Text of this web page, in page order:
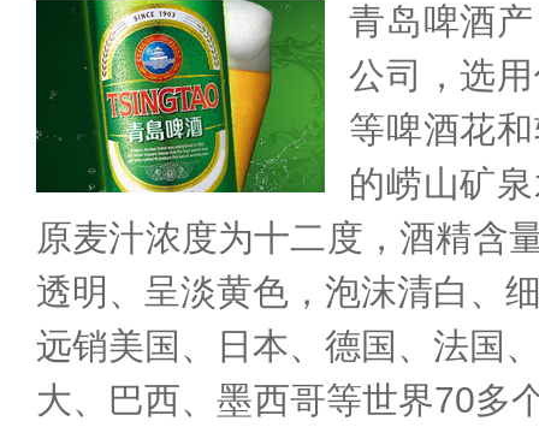
青岛啤酒
公司，选
等啤酒花
的崂山矿
原麦汁浓度为十二度，酒精含
透明、呈淡黄色，泡沫清白、
远销美国、日本、德国、法国
大、巴西、墨西哥等世界70多